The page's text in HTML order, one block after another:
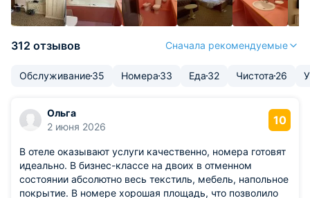
312 отзывов Сначала рекомендуемые
Обслуживание35 Номера 33 Еда 32 Чистота 26
Ольга
2 июня 2026
10
В отеле оказывают услуги качественно, номера готовят
идеально. В бизнес-классе на двоих в отменном
состоянии абсолютно весь текстиль, мебель, напольное
покрытие. В номере хорошая площадь, что позволило